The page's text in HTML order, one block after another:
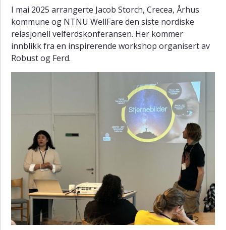
review
of
inequalities
in
health
and
wellbeing
Aktuelt
Collective
Impact
En
veiviser
for
lykkes
I mai 2025 arrangerte Jacob Storch, Crecea, Århus
kommune og NTNU WellFare den siste nordiske
relasjonell velferdskonferansen. Her kommer
innblikk fra en inspirerende workshop organisert av
Robust og Ferd.